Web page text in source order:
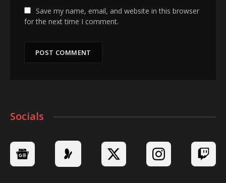
Save my name, email, and website in this browser
for the next time I comment.
Socials